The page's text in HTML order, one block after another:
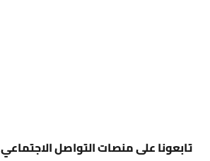
تابعونا على منصات التواصل الاجتماعي